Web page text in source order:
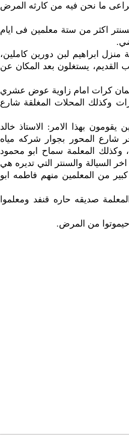
يراعى ما نحن فيه من كارثه المرض
اكثر من ستة معلمين فى ايام
ابراهيم لبن دورين كاملين،
القديم، يستغلون بعد المكان عن
كرات امام زاوية عوض عشري
وكذلك المحلات المغلقة شارع
بهذا الامر: الاستاذ خالد
والاخر شارع المحور بجوار شركه مياه
وكذلك المعلمة سماح ابو محمود
السيالة والسنتر التي تديره هي
من المعلمين منهم فاطمه ابو
صديقه حاره قنفد ومعلموا
حيموتوا من المرض.